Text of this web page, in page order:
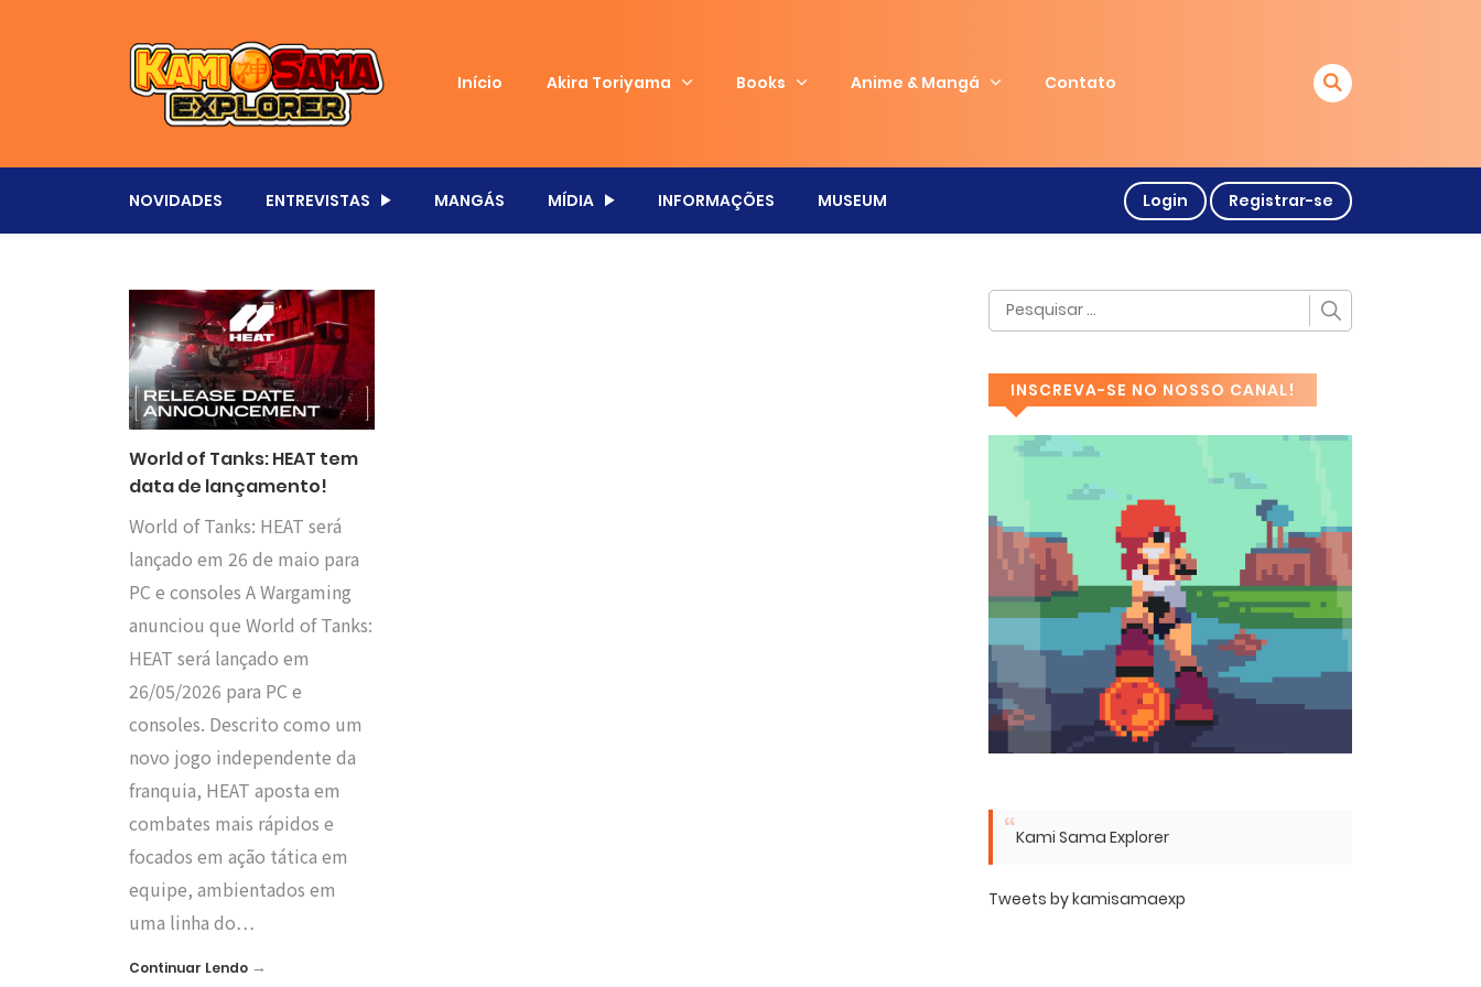
Início Akira Toriyama Books Anime & Mangá Contato
NOVIDADES ENTREVISTAS MANGÁS MÍDIA INFORMAÇÕES MUSEUM Login Registrar-se
World of Tanks: HEAT tem
data de lançamento!
World of Tanks: HEAT será
lançado em 26 de maio para
PC e consoles A Wargaming
anunciou que World of Tanks:
HEAT será lançado em
26/05/2026 para PC e
consoles. Descrito como um
novo jogo independente da
franquia, HEAT aposta em
combates mais rápidos e
focados em ação tática em
equipe, ambientados em
uma linha do…
Continuar Lendo →
INSCREVA-SE NO NOSSO CANAL!
Kami Sama Explorer
Tweets by kamisamaexp